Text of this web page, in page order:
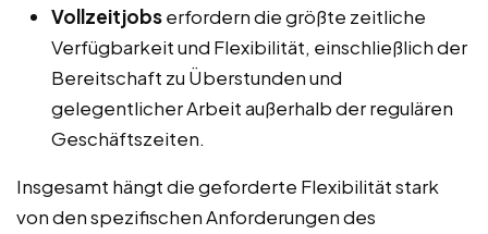
Vollzeitjobserfordern die größte zeitliche
Verfügbarkeit und Flexibilität, einschließlich der
Bereitschaft zu Überstunden und
gelegentlicher Arbeit außerhalb der regulären
Geschäftszeiten.
Insgesamt hängt die geforderte Flexibilität stark
von den spezifischen Anforderungen des